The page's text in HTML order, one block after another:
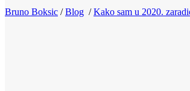
Bruno Boksic /Blog /Kako sam u 2020.